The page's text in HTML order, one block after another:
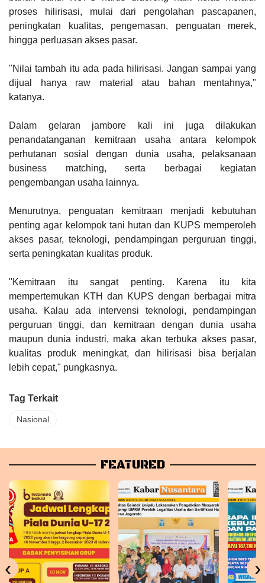
proses hilirisasi, mulai dari pengolahan pascapanen,
peningkatan kualitas, pengemasan, penguatan merek,
hingga perluasan akses pasar.
"Nilai tambah itu ada pada hilirisasi. Jangan sampai yang
dijual hanya raw material atau bahan mentahnya,"
katanya.
Dalam gelaran jambore kali ini juga dilakukan
penandatanganan kemitraan usaha antara kelompok
perhutanan sosial dengan dunia usaha, pelaksanaan
business matching, serta berbagai kegiatan
pengembangan usaha lainnya.
Menurutnya, penguatan kemitraan menjadi kebutuhan
penting agar kelompok tani hutan dan KUPS memperoleh
akses pasar, teknologi, pendampingan perguruan tinggi,
serta peningkatan kualitas produk.
"Kemitraan itu sangat penting. Karena itu kita
mempertemukan KTH dan KUPS dengan berbagai mitra
usaha. Kalau ada intervensi teknologi, pendampingan
perguruan tinggi, dan kemitraan dengan dunia usaha
maupun dunia industri, maka akan terbuka akses pasar,
kualitas produk meningkat, dan hilirisasi bisa berjalan
lebih cepat," pungkasnya.
Tag Terkait
Nasional
FEATURED
‹ ›